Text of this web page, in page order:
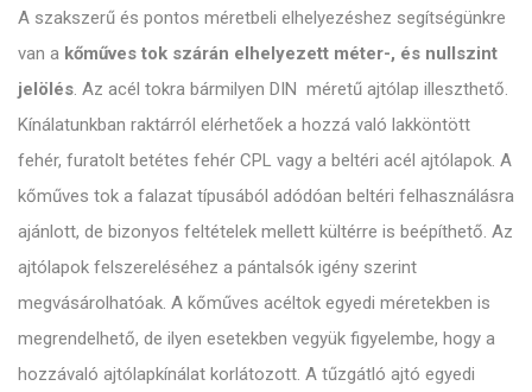
A szakszerű és pontos méretbeli elhelyezéshez segítségünkre
van a kőműves tok szárán elhelyezett méter-, és nullszint
jelölés. Az acél tokra bármilyen DIN méretű ajtólap illeszthető.
Kínálatunkban raktárról elérhetőek a hozzá való lakköntött
fehér, furatolt betétes fehér CPL vagy a beltéri acél ajtólapok. A
kőműves tok a falazat típusából adódóan beltéri felhasználásra
ajánlott, de bizonyos feltételek mellett kültérre is beépíthető. Az
ajtólapok felszereléséhez a pántalsók igény szerint
megvásárolhatóak. A kőműves acéltok egyedi méretekben is
megrendelhető, de ilyen esetekben vegyük figyelembe, hogy a
hozzávaló ajtólapkínálat korlátozott. A tűzgátló ajtó egyedi